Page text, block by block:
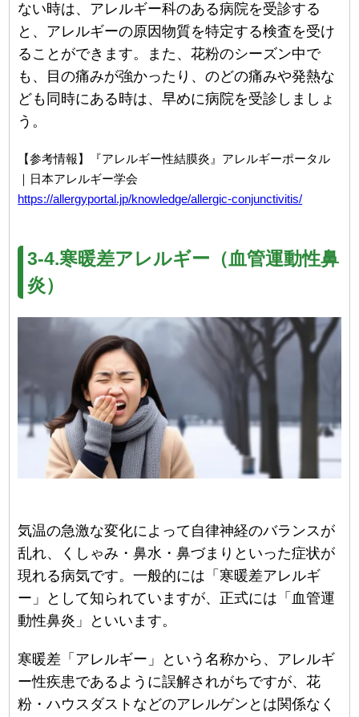
ない時は、アレルギー科のある病院を受診する
と、アレルギーの原因物質を特定する検査を受け
ることができます。また、花粉のシーズン中で
も、目の痛みが強かったり、のどの痛みや発熱な
ども同時にある時は、早めに病院を受診しましょ
う。
【参考情報】『アレルギー性結膜炎』アレルギーポータル
｜日本アレルギー学会
https://allergyportal.jp/knowledge/allergic-conjunctivitis/
3-4.寒暖差アレルギー（血管運動性鼻
炎）
気温の急激な変化によって自律神経のバランスが
乱れ、くしゃみ・鼻水・鼻づまりといった症状が
現れる病気です。一般的には「寒暖差アレルギ
ー」として知られていますが、正式には「血管運
動性鼻炎」といいます。
寒暖差「アレルギー」という名称から、アレルギ
ー性疾患であるように誤解されがちですが、花
粉・ハウスダストなどのアレルゲンとは関係なく